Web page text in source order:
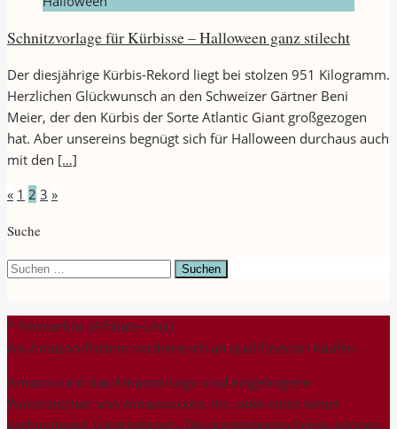
Schnitzvorlage für Kürbisse – Halloween ganz stilecht
Der diesjährige Kürbis-Rekord liegt bei stolzen 951 Kilogramm.
Herzlichen Glückwunsch an den Schweizer Gärtner Beni
Meier, der den Kürbis der Sorte Atlantic Giant großgezogen
hat. Aber unsereins begnügt sich für Halloween durchaus auch
mit den […]
Seitennummerierung
der
« 1 2 3 »
Suche
Suchen
* Partnerlink (Affiliate-Link)
Als Amazon-Partner verdiene ich an qualifizierten Käufen.
Amazon und das Amazon-Logo sind eingetragene
Warenzeichen von Amazon.com, Inc. oder eines seiner
verbundenen Unternehmen. Die angegebenen Preise können